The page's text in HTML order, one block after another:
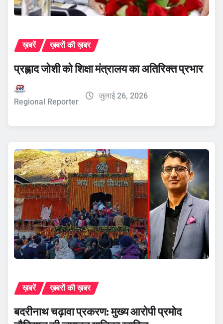
ख़बरें ख़बरों की ख़बर
प्रह्लाद जोशी को शिक्षा मंत्रालय का अतिरिक्त प्रभार
Regional Reporter
जुलाई 26, 2026
ख़बरें ख़बरों की ख़बर
बदरीनाथ चढ़ावा प्रकरण: मुख्य आरोपी प्रमोद